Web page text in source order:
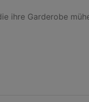
ihre Garderobe